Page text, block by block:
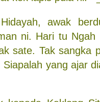
awak
ni. Hari tu
sate. Tak sangka
yang ajar